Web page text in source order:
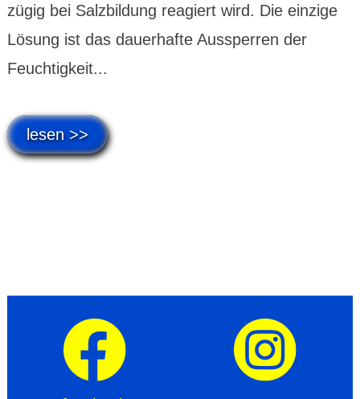
zügig bei Salzbildung reagiert wird. Die einzige
Lösung ist das dauerhafte Aussperren der
Feuchtigkeit...
lesen >>